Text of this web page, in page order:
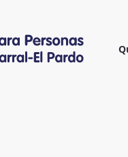
contenido